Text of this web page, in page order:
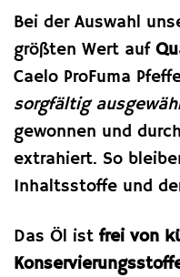
Bei der Auswahl
größten Wert auf
Caelo ProFuma
sorgfältig
gewonnen und
extrahiert. So
Inhaltsstoffe und
Das Öl ist frei von